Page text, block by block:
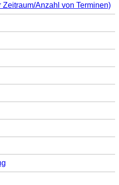
Zeitraum/Anzahl von Terminen)